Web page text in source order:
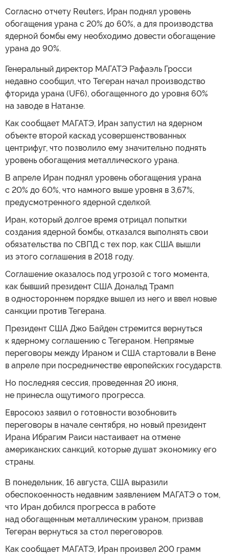
Согласно отчету Reuters, Иран поднял уровень
обогащения урана с 20% до 60%, а для производства
ядерной бомбы ему необходимо довести обогащение
урана до 90%.
Генеральный директор МАГАТЭ Рафаэль Гросси
недавно сообщил, что Тегеран начал производство
фторида урана (UF6), обогащенного до уровня 60%
на заводе в Натанзе.
Как сообщает МАГАТЭ, Иран запустил на ядерном
объекте второй каскад усовершенствованных
центрифуг, что позволило ему значительно поднять
уровень обогащения металлического урана.
В апреле Иран поднял уровень обогащения урана
с 20% до 60%, что намного выше уровня в 3,67%,
предусмотренного ядерной сделкой.
Иран, который долгое время отрицал попытки
создания ядерной бомбы, отказался выполнять свои
обязательства по СВПД с тех пор, как США вышли
из этого соглашения в 2018 году.
Соглашение оказалось под угрозой с того момента,
как бывший президент США Дональд Трамп
в одностороннем порядке вышел из него и ввел новые
санкции против Тегерана.
Президент США Джо Байден стремится вернуться
к ядерному соглашению с Тегераном. Непрямые
переговоры между Ираном и США стартовали в Вене
в апреле при посредничестве европейских государств.
Но последняя сессия, проведенная 20 июня,
не принесла ощутимого прогресса.
Евросоюз заявил о готовности возобновить
переговоры в начале сентября, но новый президент
Ирана Ибрагим Раиси настаивает на отмене
американских санкций, которые душат экономику его
страны.
В понедельник, 16 августа, США выразили
обеспокоенность недавним заявлением МАГАТЭ о том,
что Иран добился прогресса в работе
над обогащенным металлическим ураном, призвав
Тегеран вернуться за стол переговоров.
Как сообщает МАГАТЭ, Иран произвел 200 грамм